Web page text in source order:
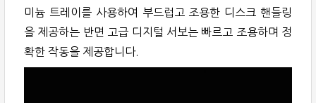
미늄 트레이를 사용하여 부드럽고 조용한 디스크 핸들링
을 제공하는 반면 고급 디지털 서보는 빠르고 조용하며 정
확한 작동을 제공합니다.